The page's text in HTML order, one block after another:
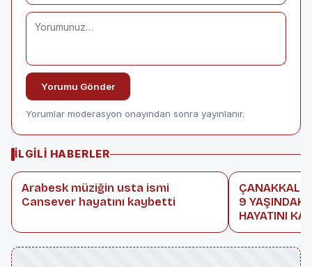
Yorumu Gönder
Yorumlar moderasyon onayından sonra yayınlanır.
İLGILI HABERLER
Arabesk müziğin usta ismi
Cansever hayatını kaybetti
9 YAŞINDAKİ
HAYATINI